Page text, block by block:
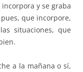
y se graba
que incorpore,
situaciones, que
a la mañana o sí,